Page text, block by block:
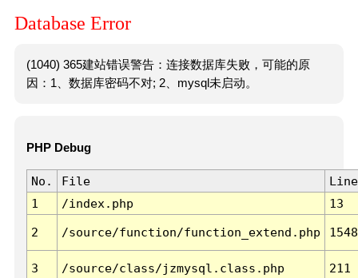
Database Error
(1040) 365建站错误警告：连接数据库失败，可能的原
因：1、数据库密码不对; 2、mysql未启动。
PHP Debug
No. File
Line
1
/index.php 13
2 /source/function/function_extend.php 1548
3 /source/class/jzmysql.class.php 211